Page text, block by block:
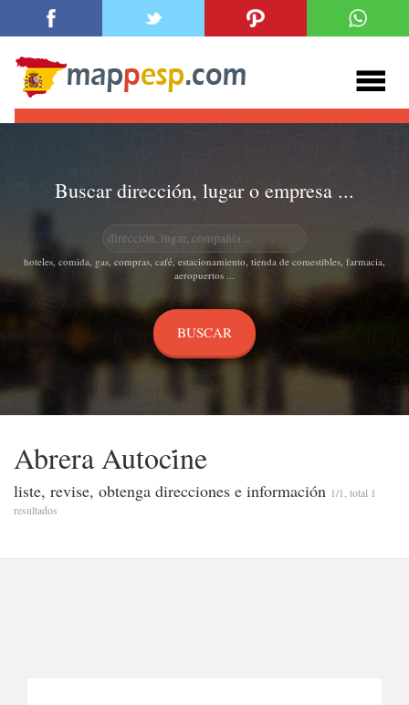
Buscar dirección, lugar o empresa ...
hoteles, comida, gas, compras, café, estacionamiento, tienda de comestibles, farmacia,
aeropuertos ...
Abrera Autoci̇ne
liste, revise, obtenga direcciones e información 1/1, total 1
resultados